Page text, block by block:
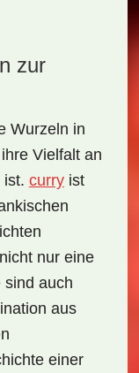
zur
Wurzeln in
Vielfalt an
ist. curryist
nur eine
sind auch
aus
einer